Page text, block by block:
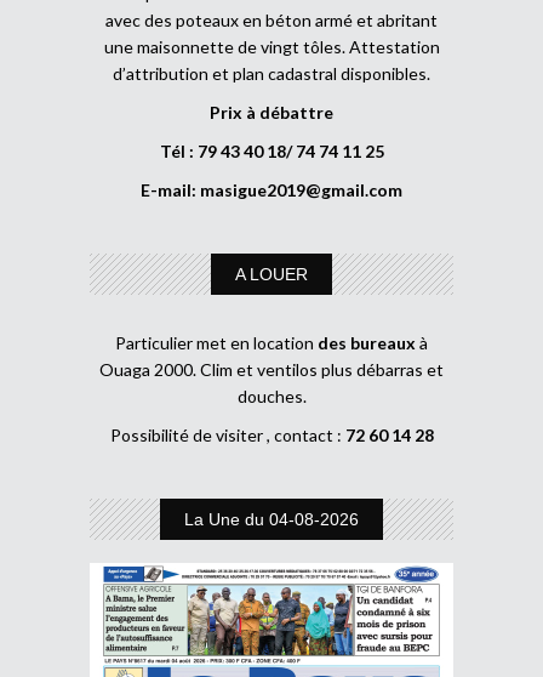
avec des poteaux en béton armé et abritant
une maisonnette de vingt tôles. Attestation
d’attribution et plan cadastral disponibles.
Prix à débattre
Tél : 79 43 40 18/ 74 74 11 25
E-mail: masigue2019@gmail.com
A LOUER
Particulier met en location des bureaux à
Ouaga 2000. Clim et ventilos plus débarras et
douches.
Possibilité de visiter , contact : 72 60 14 28
La Une du 04-08-2026